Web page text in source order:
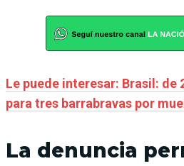
Le puede interesar: Brasil: de
para tres barrabravas por
La denuncia